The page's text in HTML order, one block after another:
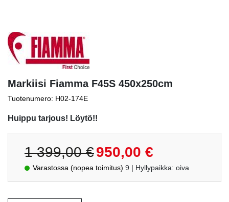
Markiisi Fiamma F45S 450x250cm
Tuotenumero: H02-174E
Huippu tarjous! Löytö!!
1 399,00€
Alkuperäinen
hinta
oli:
1
950,00 €
Nykyinen
hinta
on:
950,00 €.
Varastossa (nopea toimitus) 9 | Hyllypaikka: oiva